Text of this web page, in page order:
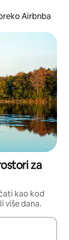
Airbnba
za
kao kod
više dana.